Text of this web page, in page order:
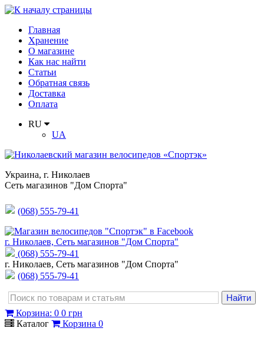
Главная
Хранение
О магазине
Как нас найти
Статьи
Обратная связь
Доставка
Оплата
RU
UA
Украина, г. Николаев
Сеть магазинов "Дом Спорта"
(068) 555-79-41
г. Николаев, Сеть магазинов "Дом Спорта"
(068) 555-79-41
г. Николаев, Сеть магазинов "Дом Спорта"
(068) 555-79-41
Корзина: 0 0 грн
Каталог
Корзина 0